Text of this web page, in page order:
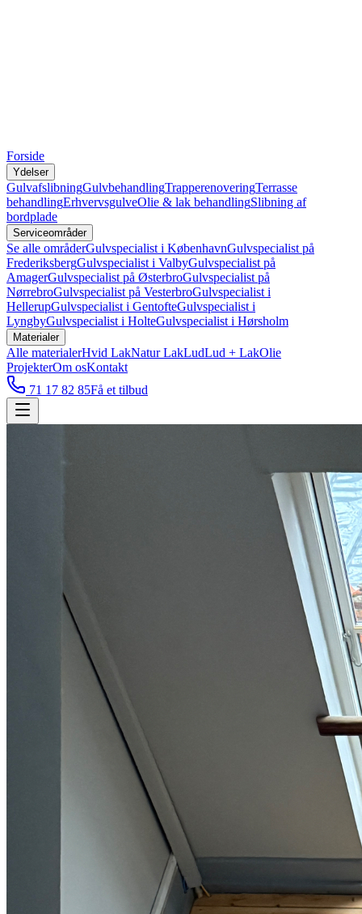
Forside
Ydelser
GulvafslibningGulvbehandlingTrapperenoveringTerrasse
behandlingErhvervsgulveOlie & lak behandlingSlibning af
bordplade
Serviceområder
Se alle områderGulvspecialist i KøbenhavnGulvspecialist på
FrederiksbergGulvspecialist i ValbyGulvspecialist på
AmagerGulvspecialist på ØsterbroGulvspecialist på
NørrebroGulvspecialist på VesterbroGulvspecialist i
HellerupGulvspecialist i GentofteGulvspecialist i
LyngbyGulvspecialist i HolteGulvspecialist i Hørsholm
Materialer
Alle materialerHvid LakNatur LakLudLud + LakOlie
ProjekterOm osKontakt
71 17 82 85Få et tilbud